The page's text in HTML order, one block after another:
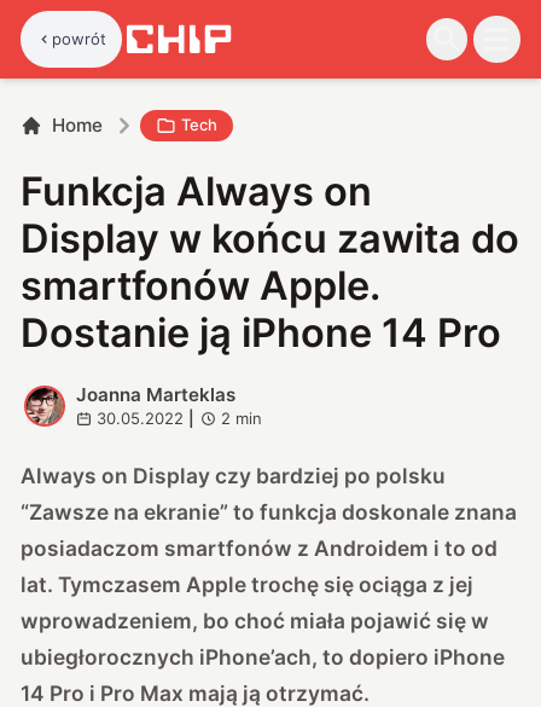
powrót
Home Tech
Funkcja Always on
Display w końcu zawita do
smartfonów Apple.
Dostanie ją iPhone 14 Pro
J
Joanna Marteklas
30.05.2022 2 min
Always on Display czy bardziej po polsku
“Zawsze na ekranie” to funkcja doskonale znana
posiadaczom smartfonów z Androidem i to od
lat. Tymczasem Apple trochę się ociąga z jej
wprowadzeniem, bo choć miała pojawić się w
ubiegłorocznych iPhone’ach, to dopiero iPhone
14 Pro i Pro Max mają ją otrzymać.